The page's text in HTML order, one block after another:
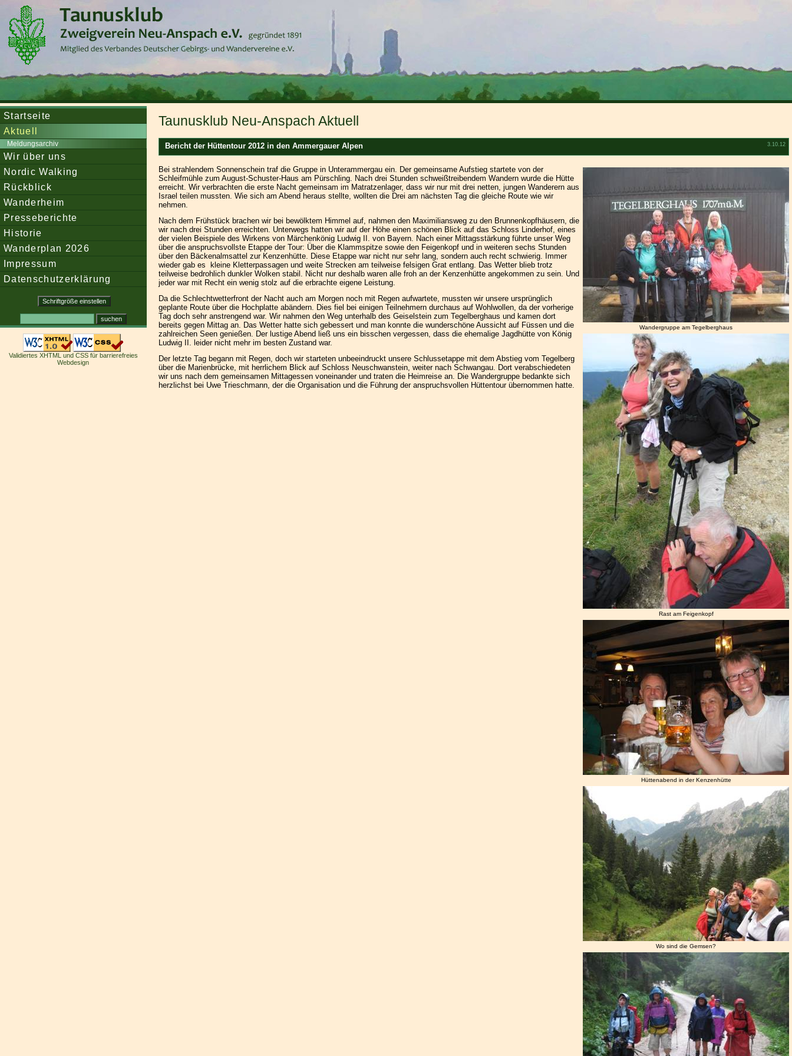
Startseite
Aktuell
Meldungsarchiv
Wir über uns
Nordic Walking
Rückblick
Wanderheim
Presseberichte
Historie
Wanderplan 2026
Impressum
Datenschutzerklärung
Validiertes XHTML und CSS für barrierefreies
Webdesign
Taunusklub Neu-Anspach Aktuell
3.10.12
Bericht der Hüttentour 2012 in den Ammergauer Alpen
Wandergruppe am Tegelberghaus
Rast am Feigenkopf
Hüttenabend in der Kenzenhütte
Wo sind die Gemsen?
Bei strahlendem Sonnenschein traf die Gruppe in Unterammergau ein. Der gemeinsame Aufstieg startete von der
Schleifmühle zum August-Schuster-Haus am Pürschling. Nach drei Stunden schweißtreibendem Wandern wurde die Hütte
erreicht. Wir verbrachten die erste Nacht gemeinsam im Matratzenlager, dass wir nur mit drei netten, jungen Wanderern aus
Israel teilen mussten. Wie sich am Abend heraus stellte, wollten die Drei am nächsten Tag die gleiche Route wie wir
nehmen.
Nach dem Frühstück brachen wir bei bewölktem Himmel auf, nahmen den Maximiliansweg zu den Brunnenkopfhäusern, die
wir nach drei Stunden erreichten. Unterwegs hatten wir auf der Höhe einen schönen Blick auf das Schloss Linderhof, eines
der vielen Beispiele des Wirkens von Märchenkönig Ludwig II. von Bayern. Nach einer Mittagsstärkung führte unser Weg
über die anspruchsvollste Etappe der Tour: Über die Klammspitze sowie den Feigenkopf und in weiteren sechs Stunden
über den Bäckenalmsattel zur Kenzenhütte. Diese Etappe war nicht nur sehr lang, sondern auch recht schwierig. Immer
wieder gab es kleine Kletterpassagen und weite Strecken am teilweise felsigen Grat entlang. Das Wetter blieb trotz
teilweise bedrohlich dunkler Wolken stabil. Nicht nur deshalb waren alle froh an der Kenzenhütte angekommen zu sein. Und
jeder war mit Recht ein wenig stolz auf die erbrachte eigene Leistung.
Da die Schlechtwetterfront der Nacht auch am Morgen noch mit Regen aufwartete, mussten wir unsere ursprünglich
geplante Route über die Hochplatte abändern. Dies fiel bei einigen Teilnehmern durchaus auf Wohlwollen, da der vorherige
Tag doch sehr anstrengend war. Wir nahmen den Weg unterhalb des Geiselstein zum Tegelberghaus und kamen dort
bereits gegen Mittag an. Das Wetter hatte sich gebessert und man konnte die wunderschöne Aussicht auf Füssen und die
zahlreichen Seen genießen. Der lustige Abend ließ uns ein bisschen vergessen, dass die ehemalige Jagdhütte von König
Ludwig II. leider nicht mehr im besten Zustand war.
Der letzte Tag begann mit Regen, doch wir starteten unbeeindruckt unsere Schlussetappe mit dem Abstieg vom Tegelberg
über die Marienbrücke, mit herrlichem Blick auf Schloss Neuschwanstein, weiter nach Schwangau. Dort verabschiedeten
wir uns nach dem gemeinsamen Mittagessen voneinander und traten die Heimreise an. Die Wandergruppe bedankte sich
herzlichst bei Uwe Trieschmann, der die Organisation und die Führung der anspruchsvollen Hüttentour übernommen hatte.